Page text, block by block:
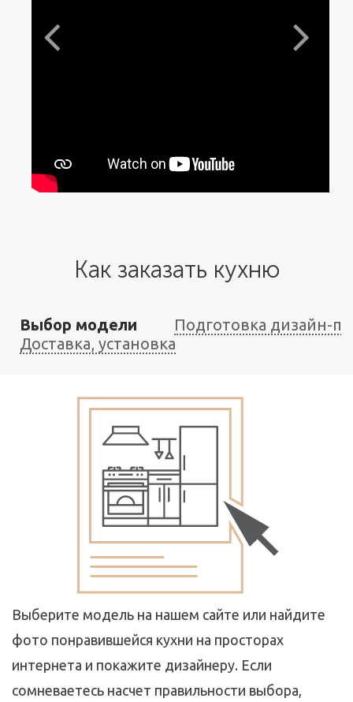
Как заказать кухню
Выбор модели
Подготовка дизайн-
Доставка, установка
Выберите модель на нашем сайте или найдите
фото понравившейся кухни на просторах
интернета и покажите дизайнеру. Если
сомневаетесь насчет правильности выбора,